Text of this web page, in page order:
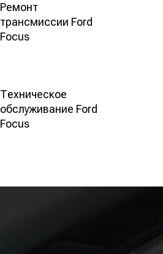
Ремонт
трансмиссии Ford
Focus
Техническое
обслуживание Ford
Focus